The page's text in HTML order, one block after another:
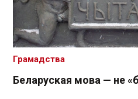
Беларуская мова — не
Грамадства